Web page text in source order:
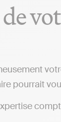
pourrait